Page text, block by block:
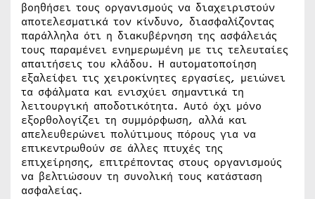
βοηθήσει τους οργανισμούς να διαχειριστούν
αποτελεσματικά τον κίνδυνο, διασφαλίζοντας
παράλληλα ότι η διακυβέρνηση της ασφάλειάς
τους παραμένει ενημερωμένη με τις τελευταίες
απαιτήσεις του κλάδου. Η αυτοματοποίηση
εξαλείφει τις χειροκίνητες εργασίες, μειώνει
τα σφάλματα και ενισχύει σημαντικά τη
λειτουργική αποδοτικότητα. Αυτό όχι μόνο
εξορθολογίζει τη συμμόρφωση, αλλά και
απελευθερώνει πολύτιμους πόρους για να
επικεντρωθούν σε άλλες πτυχές της
επιχείρησης, επιτρέποντας στους οργανισμούς
να βελτιώσουν τη συνολική τους κατάσταση
ασφαλείας.